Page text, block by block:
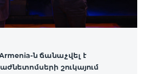
ն ճանաչվել է
շուկայում